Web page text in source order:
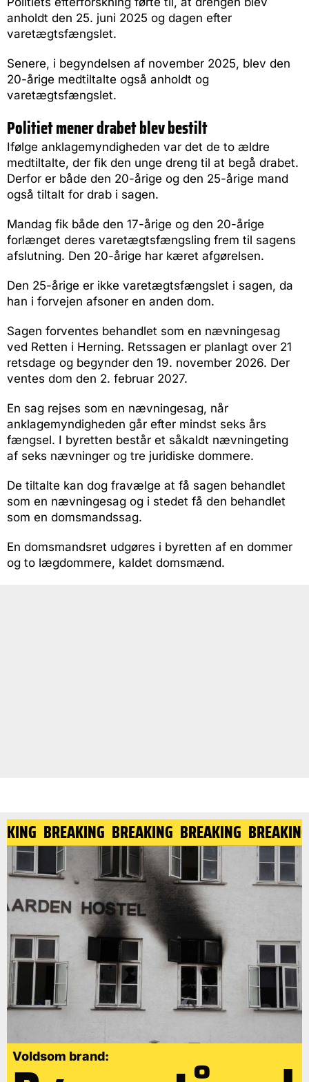
anholdt den 25. juni 2025 og dagen efter
varetægtsfængslet.
Senere, i begyndelsen af november 2025, blev den
20-årige medtiltalte også anholdt og
varetægtsfængslet.
Politiet mener drabet blev bestilt
Ifølge anklagemyndigheden var det de to ældre
medtiltalte, der fik den unge dreng til at begå drabet.
Derfor er både den 20-årige og den 25-årige mand
også tiltalt for drab i sagen.
Mandag fik både den 17-årige og den 20-årige
forlænget deres varetægtsfængsling frem til sagens
afslutning. Den 20-årige har kæret afgørelsen.
Den 25-årige er ikke varetægtsfængslet i sagen, da
han i forvejen afsoner en anden dom.
Sagen forventes behandlet som en nævningesag
ved Retten i Herning. Retssagen er planlagt over 21
retsdage og begynder den 19. november 2026. Der
ventes dom den 2. februar 2027.
En sag rejses som en nævningesag, når
anklagemyndigheden går efter mindst seks års
fængsel. I byretten består et såkaldt nævningeting
af seks nævninger og tre juridiske dommere.
De tiltalte kan dog fravælge at få sagen behandlet
som en nævningesag og i stedet få den behandlet
som en domsmandssag.
En domsmandsret udgøres i byretten af en dommer
og to lægdommere, kaldet domsmænd.
BREAKING BREAKING BREAKING
Voldsom brand: